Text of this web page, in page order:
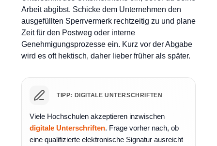
Arbeit abgibst. Schicke dem Unternehmen den
ausgefüllten Sperrvermerk rechtzeitig zu und plane
Zeit für den Postweg oder interne
Genehmigungsprozesse ein. Kurz vor der Abgabe
wird es oft hektisch, daher lieber früher als später.
TIPP: DIGITALE UNTERSCHRIFTEN
Viele Hochschulen akzeptieren inzwischen
digitale Unterschriften. Frage vorher nach, ob
eine qualifizierte elektronische Signatur ausreicht